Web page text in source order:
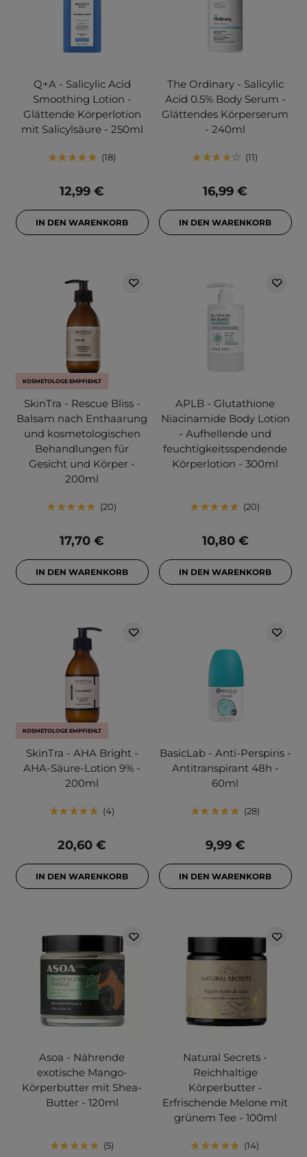
Q+A - Salicylic Acid
Smoothing Lotion -
Glättende Körperlotion
mit Salicylsäure - 250ml
18
12,99 €
IN DEN WARENKORB
The Ordinary - Salicylic
Acid 0.5% Body Serum -
Glättendes Körperserum
- 240ml
11
16,99 €
IN DEN WARENKORB
KOSMETOLOGE EMPFIEHLT
SkinTra - Rescue Bliss -
Balsam nach Enthaarung
und kosmetologischen
Behandlungen für
Gesicht und Körper -
200ml
20
17,70 €
IN DEN WARENKORB
APLB - Glutathione
Niacinamide Body Lotion
- Aufhellende und
feuchtigkeitsspendende
Körperlotion - 300ml
20
10,80 €
IN DEN WARENKORB
KOSMETOLOGE EMPFIEHLT
SkinTra - AHA Bright -
AHA-Säure-Lotion 9% -
200ml
4
20,60 €
IN DEN WARENKORB
BasicLab - Anti-Perspiris -
Antitranspirant 48h -
60ml
28
9,99 €
IN DEN WARENKORB
Asoa - Nährende
exotische Mango-
Körperbutter mit Shea-
Butter - 120ml
5
Natural Secrets -
Reichhaltige
Körperbutter -
Erfrischende Melone mit
grünem Tee - 100ml
14